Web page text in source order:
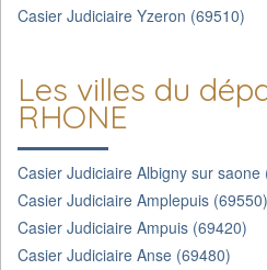
Casier Judiciaire Yzeron (69510)
Les villes du
RHONE
Casier Judiciaire Albigny sur saone
Casier Judiciaire Amplepuis (69550)
Casier Judiciaire Ampuis (69420)
Casier Judiciaire Anse (69480)